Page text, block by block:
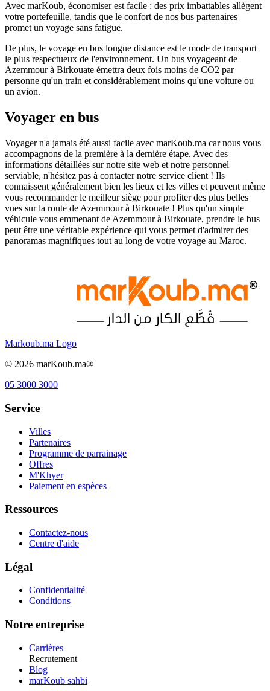
Avec marKoub, économiser est facile : des prix imbattables allègent
votre portefeuille, tandis que le confort de nos bus partenaires
promet un voyage sans fatigue.
De plus, le voyage en bus longue distance est le mode de transport
le plus respectueux de l'environnement. Un bus voyageant de
Azemmour à Birkouate émettra deux fois moins de CO2 par
personne qu'un train et considérablement moins qu'une voiture ou
un avion.
Voyager en bus
Voyager n'a jamais été aussi facile avec marKoub.ma car nous vous
accompagnons de la première à la dernière étape. Avec des
informations détaillées sur notre site web et notre personnel
serviable, n'hésitez pas à contacter notre service client ! Ils
connaissent généralement bien les lieux et les villes et peuvent même
vous recommander le meilleur siège pour profiter des plus belles
vues sur la route de Azemmour à Birkouate ! Plus qu'un simple
véhicule vous emmenant de Azemmour à Birkouate, prendre le bus
peut être une véritable expérience qui vous permet d'admirer des
panoramas magnifiques tout au long de votre voyage au Maroc.
Markoub.ma Logo
© 2026 marKoub.ma®
05 3000 3000
Service
Villes
Partenaires
Programme de parrainage
Offres
M'Khyer
Paiement en espèces
Ressources
Contactez-nous
Centre d'aide
Légal
Confidentialité
Conditions
Notre entreprise
Carrières
Recrutement
Blog
marKoub sahbi